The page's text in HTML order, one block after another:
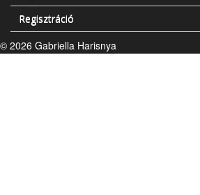
Regisztráció
© 2026 Gabriella Harisnya